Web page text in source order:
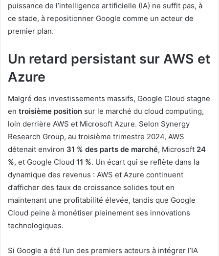
puissance de l’intelligence artificielle (IA) ne suffit pas, à
ce stade, à repositionner Google comme un acteur de
premier plan.
Un retard persistant sur AWS et
Azure
Malgré des investissements massifs, Google Cloud stagne
en troisième position sur le marché du cloud computing,
loin derrière AWS et Microsoft Azure. Selon Synergy
Research Group, au troisième trimestre 2024, AWS
détenait environ 31 % des parts de marché, Microsoft 24
%, et Google Cloud 11 %. Un écart qui se reflète dans la
dynamique des revenus : AWS et Azure continuent
d’afficher des taux de croissance solides tout en
maintenant une profitabilité élevée, tandis que Google
Cloud peine à monétiser pleinement ses innovations
technologiques.
Si Google a été l’un des premiers acteurs à intégrer l’IA